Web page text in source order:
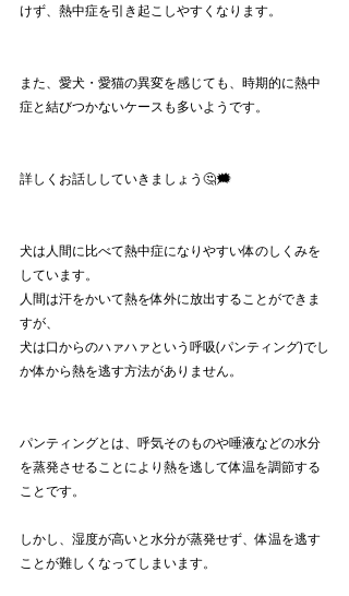
けず、熱中症を引き起こしやすくなります。
また、愛犬・愛猫の異変を感じても、時期的に熱中
症と結びつかないケースも多いようです。
詳しくお話ししていきましょう🤔🗯️
犬は人間に比べて熱中症になりやすい体のしくみを
しています。
人間は汗をかいて熱を体外に放出することができま
すが、
犬は口からのハァハァという呼吸(パンティング)でし
か体から熱を逃す方法がありません。
パンティングとは、呼気そのものや唾液などの水分
を蒸発させることにより熱を逃して体温を調節する
ことです。
しかし、湿度が高いと水分が蒸発せず、体温を逃す
ことが難しくなってしまいます。